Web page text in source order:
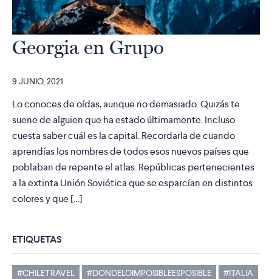
Georgia en Grupo
9 JUNIO, 2021
Lo conoces de oídas, aunque no demasiado. Quizás te
suene de alguien que ha estado últimamente. Incluso
cuesta saber cuál es la capital. Recordarla de cuando
aprendías los nombres de todos esos nuevos países que
poblaban de repente el atlas. Repúblicas pertenecientes
a la extinta Unión Soviética que se esparcían en distintos
colores y que […]
ETIQUETAS
#CHILETRAVEL #DONDELOIMPOSIBLEESPOSIBLE
#ITALIA